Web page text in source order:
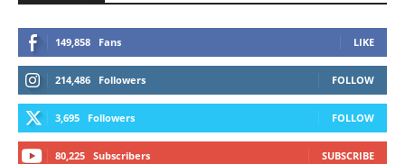
149,858 Fans LIKE
214,486 Followers FOLLOW
3,695 Followers FOLLOW
80,225 Subscribers SUBSCRIBE